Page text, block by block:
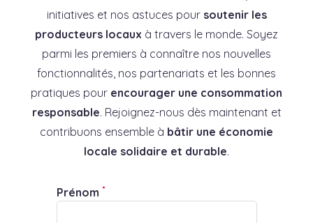
initiatives et nos astuces pour soutenir les
producteurs locaux à travers le monde. Soyez
parmi les premiers à connaître nos nouvelles
fonctionnalités, nos partenariats et les bonnes
pratiques pour encourager une consommation
responsable. Rejoignez-nous dès maintenant et
contribuons ensemble à bâtir une économie
locale solidaire et durable.
Prénom *